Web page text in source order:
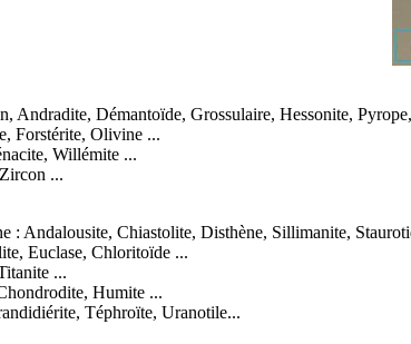
, Andradite, Démantoïde, Grossulaire, Hessonite, Pyrope,
, Forstérite, Olivine ...
Willémite ...
Zircon ...
: Andalousite, Chiastolite, Disthène, Sillimanite,
Euclase, Chloritoïde ...
...
Humite ...
, Téphroïte, Uranotile...